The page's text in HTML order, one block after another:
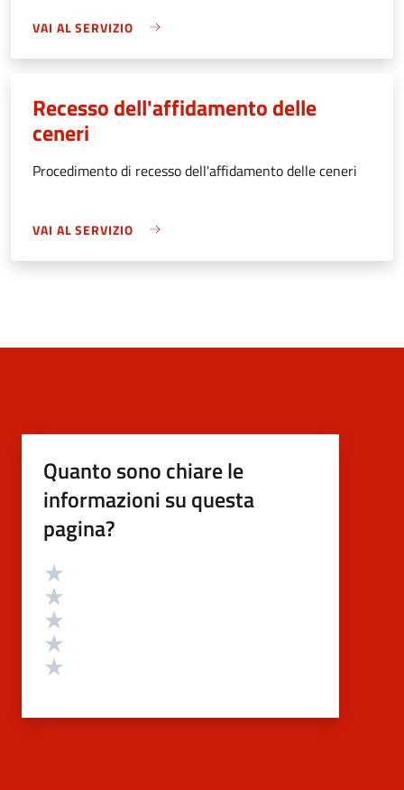
VAI AL SERVIZIO
Recesso dell'affidamento delle
ceneri
Procedimento di recesso dell'affidamento delle ceneri
VAI AL SERVIZIO
Quanto sono chiare le
informazioni su questa
pagina?
Valutazione